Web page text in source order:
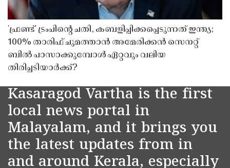
'ഫ്രണ്ട്' ട്രംപിന്റെ ചതി, കബളിപ്പിക്കപ്പെടുന്നത് ഇന്ത്യ;
100% താരിഫ് ചുമത്താൻ അമേരിക്കൻ സെനറ്റ്
ബിൽ പാസാക്കുമ്പോൾ ഏറ്റവും വലിയ
തിരിച്ചടിയാർക്ക്?
Kasaragod Vartha is the first
local news portal in
Malayalam, and it brings you
the latest updates from in
and around Kerala, especially